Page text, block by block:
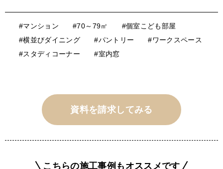
#マンション #70～79㎡
#個室こども部屋
#横並びダイニング
#パントリー
#ワークスペース
#スタディコーナー
#室内窓
資料を請求してみる
こちらの施工事例もオススメです